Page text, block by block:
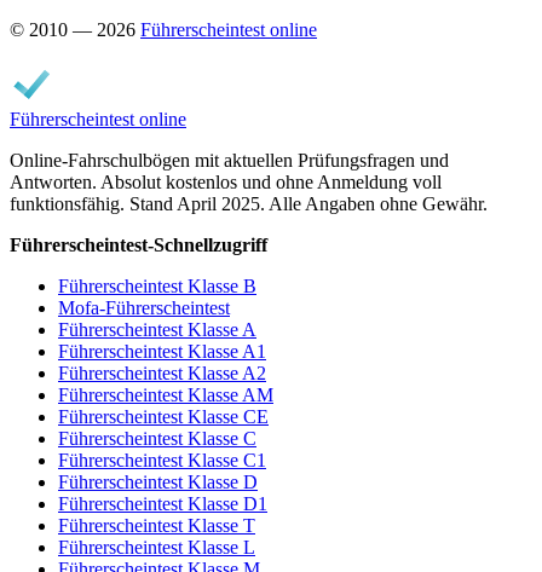
© 2010 — 2026 Führerscheintest online
Führerscheintest online
Online-Fahrschulbögen mit aktuellen Prüfungsfragen und
Antworten. Absolut kostenlos und ohne Anmeldung voll
funktionsfähig. Stand April 2025. Alle Angaben ohne Gewähr.
Führerscheintest-Schnellzugriff
Führerscheintest Klasse B
Mofa-Führerscheintest
Führerscheintest Klasse A
Führerscheintest Klasse A1
Führerscheintest Klasse A2
Führerscheintest Klasse AM
Führerscheintest Klasse CE
Führerscheintest Klasse C
Führerscheintest Klasse C1
Führerscheintest Klasse D
Führerscheintest Klasse D1
Führerscheintest Klasse T
Führerscheintest Klasse L